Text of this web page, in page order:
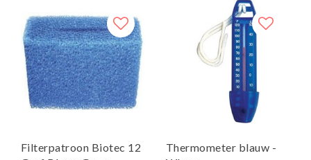
Filterpatroon Biotec 12
Thermometer blauw -